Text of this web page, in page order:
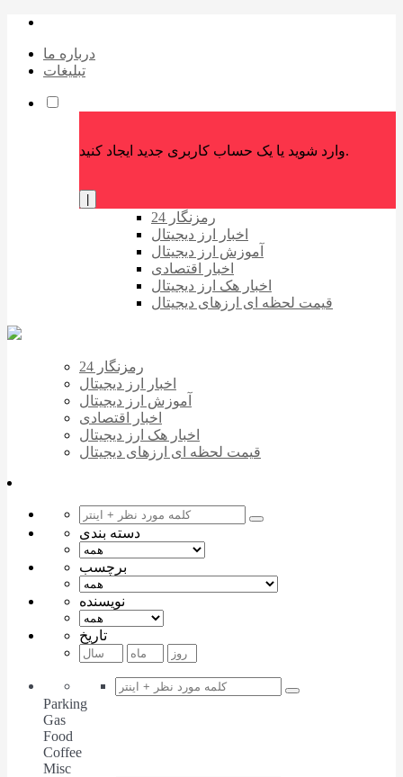
درباره ما
تبلیغات
وارد شوید یا یک حساب کاربری جدید ایجاد کنید.
رمزنگار 24
اخبار ارز دیجیتال
آموزش ارز دیجیتال
اخبار اقتصادی
اخبار هک ارز دیجیتال
قیمت لحظه ای ارزهای دیجیتال
رمزنگار 24
اخبار ارز دیجیتال
آموزش ارز دیجیتال
اخبار اقتصادی
اخبار هک ارز دیجیتال
قیمت لحظه ای ارزهای دیجیتال
دسته بندی
برچسب
نویسنده
تاریخ
Parking
Gas
Food
Coffee
Misc